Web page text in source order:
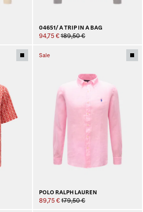
04651/ A TRIP IN A BAG
94,75 € 189,50 €
Sale
POLO RALPH LAUREN
89,75 € 179,50 €